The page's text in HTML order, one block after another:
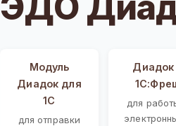
Модуль
Диадок для
1С
для отправки
Диадок
для